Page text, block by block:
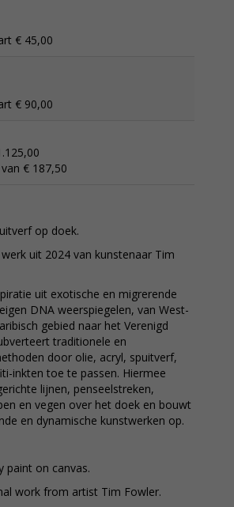
€ 45,00
€ 90,00
€ 187,50
op doek.
uit 2024 van kunstenaar Tim
uit exotische en migrerende
DNA weerspiegelen, van West-
gebied naar het Verenigd
traditionele en
door olie, acryl, spuitverf,
inkten toe te passen. Hiermee
lijnen, penseelstreken,
en vegen over het doek en bouwt
en dynamische kunstwerken op.
paint on canvas.
work from artist Tim Fowler.